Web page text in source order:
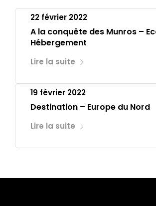
22 février 2022
A la conquête des Munros –
Hébergement
Lire la suite
19 février 2022
Destination – Europe du Nord
Lire la suite